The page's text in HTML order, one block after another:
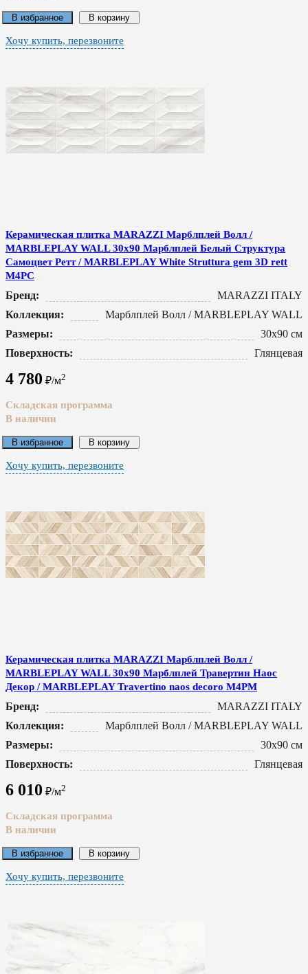
В избранное В корзину
Хочу купить, перезвоните
Керамическая плитка MARAZZI Марблплей Волл /
MARBLEPLAY WALL 30x90 Марблплей Белый Структура
Самоцвет Ретт / MARBLEPLAY White Struttura gem 3D rett
M4PC
Бренд:
MARAZZI ITALY
Коллекция:
Марблплей Волл / MARBLEPLAY WALL
Размеры:
30x90 см
Поверхность:
Глянцевая
4 780 ₽/м2
Складская программа
В наличии
В избранное В корзину
Хочу купить, перезвоните
Керамическая плитка MARAZZI Марблплей Волл /
MARBLEPLAY WALL 30x90 Марблплей Травертин Наос
Декор / MARBLEPLAY Travertino naos decoro M4PM
Бренд:
MARAZZI ITALY
Коллекция:
Марблплей Волл / MARBLEPLAY WALL
Размеры:
30x90 см
Поверхность:
Глянцевая
6 010 ₽/м2
Складская программа
В наличии
В избранное В корзину
Хочу купить, перезвоните